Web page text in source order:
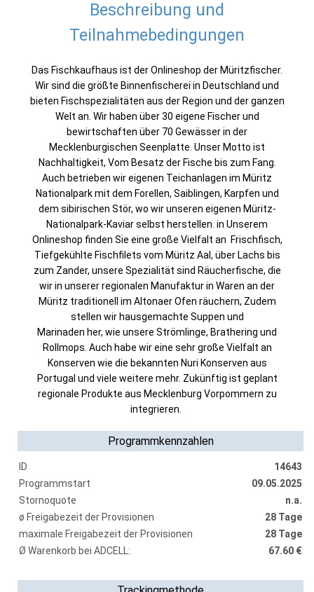
Beschreibung und
Teilnahmebedingungen
Das Fischkaufhaus ist der Onlineshop der Müritzfischer.
Wir sind die größte Binnenfischerei in Deutschland und
bieten Fischspezialitäten aus der Region und der ganzen
Welt an. Wir haben über 30 eigene Fischer und
bewirtschaften über 70 Gewässer in der
Mecklenburgischen Seenplatte. Unser Motto ist
Nachhaltigkeit, Vom Besatz der Fische bis zum Fang.
Auch betrieben wir eigenen Teichanlagen im Müritz
Nationalpark mit dem Forellen, Saiblingen, Karpfen und
dem sibirischen Stör, wo wir unseren eigenen Müritz-
Nationalpark-Kaviar selbst herstellen. in Unserem
Onlineshop finden Sie eine große Vielfalt an Frischfisch,
Tiefgekühlte Fischfilets vom Müritz Aal, über Lachs bis
zum Zander, unsere Spezialität sind Räucherfische, die
wir in unserer regionalen Manufakturin Waren an der
Müritz traditionell im Altonaer Ofen räuchern, Zudem
stellen wir hausgemachte Suppen und
Marinaden her, wie unsere Strömlinge, Brathering und
Rollmops. Auch habe wir eine sehr große Vielfalt an
Konserven wie die bekannten Nuri Konserven aus
Portugal und viele weitere mehr. Zukünftig ist geplant
regionale Produkte aus Mecklenburg Vorpommern zu
integrieren.
Programmkennzahlen
ID
14643
Programmstart
09.05.2025
Stornoquote
n.a.
ø Freigabezeit der Provisionen
28 Tage
maximale Freigabezeit der Provisionen
28 Tage
Ø Warenkorb bei ADCELL:
67.60 €